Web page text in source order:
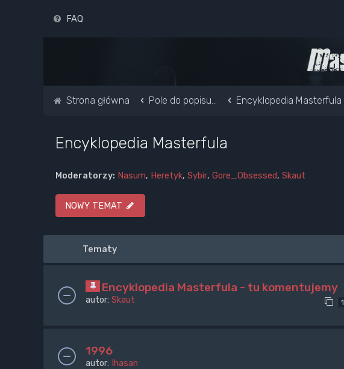
FAQ
Strona główna Pole do popisu... Encyklopedia Masterfula
Encyklopedia Masterfula
Moderatorzy: Nasum, Heretyk, Sybir, Gore_Obsessed, Skaut
NOWY TEMAT
Tematy
Encyklopedia Masterfula - tu komentujemy
autor: Skaut 1
1996
autor: Ihasan